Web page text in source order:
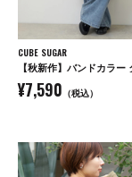
CUBE SUGAR
¥7,590 （税込）